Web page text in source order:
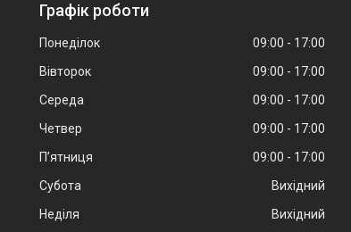
Графік роботи
Понеділок 09:00
17:00
Вівторок
09:00
17:00
Середа
09:00
17:00
Четвер
09:00
17:00
Пʼятниця
09:00
17:00
Субота
Вихідний
Неділя
Вихідний